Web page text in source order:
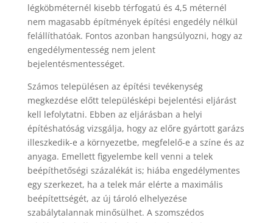
légköbméternél kisebb térfogatú és 4,5 méternél
nem magasabb építmények építési engedély nélkül
felállíthatóak. Fontos azonban hangsúlyozni, hogy az
engedélymentesség nem jelent
bejelentésmentességet.
Számos településen az építési tevékenység
megkezdése előtt településképi bejelentési eljárást
kell lefolytatni. Ebben az eljárásban a helyi
építéshatóság vizsgálja, hogy az előre gyártott garázs
illeszkedik-e a környezetbe, megfelelő-e a színe és az
anyaga. Emellett figyelembe kell venni a telek
beépíthetőségi százalékát is; hiába engedélymentes
egy szerkezet, ha a telek már elérte a maximális
beépítettségét, az új tároló elhelyezése
szabálytalannak minősülhet. A szomszédos